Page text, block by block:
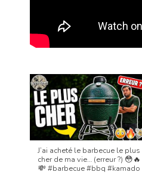
J’ai acheté le barbecue le plus
cher de ma vie… (erreur ?) 😳🔥
💸 #barbecue #bbq #kamado